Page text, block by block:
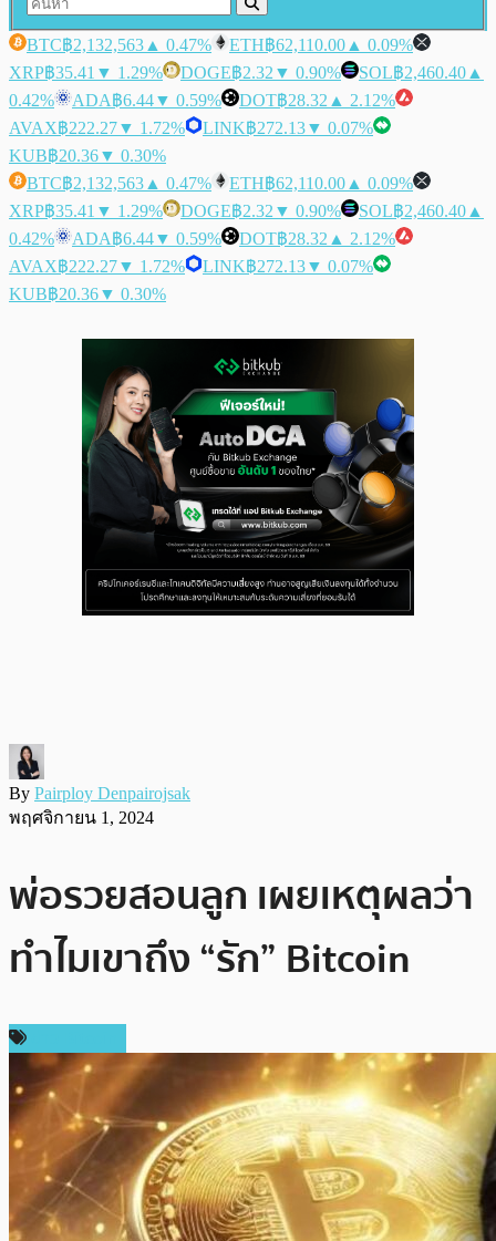
BTC฿2,132,563 ▲ 0.47% ETH฿62,110.00 ▲ 0.09%
XRP฿35.41 ▼ 1.29% DOGE฿2.32 ▼ 0.90% SOL฿2,460.40 ▲
0.42%
ADA฿6.44▼ 0.59% DOT฿28.32 ▲ 2.12%
AVAX฿222.27▼ 1.72% LINK฿272.13▼ 0.07%
KUB฿20.36▼ 0.30%
BTC฿2,132,563 ▲ 0.47% ETH฿62,110.00 ▲ 0.09%
XRP฿35.41 ▼ 1.29% DOGE฿2.32 ▼ 0.90% SOL฿2,460.40 ▲
0.42%
ADA฿6.44▼ 0.59% DOT฿28.32 ▲ 2.12%
AVAX฿222.27▼ 1.72% LINK฿272.13▼ 0.07%
KUB฿20.36▼ 0.30%
By Pairploy Denpairojsak
พฤศจิกายน 1, 2024
พ่อรวยสอนลูก เผยเหตุผลว่า
ทำไมเขาถึง “รัก” Bitcoin